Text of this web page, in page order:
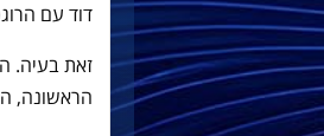
דוד עם
זאת בעיה.
הראשונה,